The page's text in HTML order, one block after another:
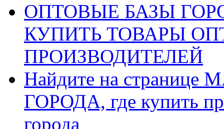
ОПТОВЫЕ БАЗЫ
КУПИТЬ ТОВАРЫ
ПРОИЗВОДИТЕЛЕЙ
Найдите на
ГОРОДА, где купить
города